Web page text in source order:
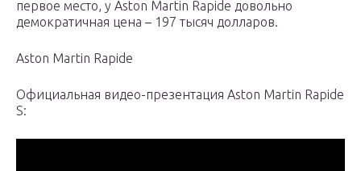
первое место, у Aston Martin Rapide довольно
демократичная цена – 197 тысяч долларов.
Aston Martin Rapide
Официальная видео-презентация Aston Martin Rapide
S: